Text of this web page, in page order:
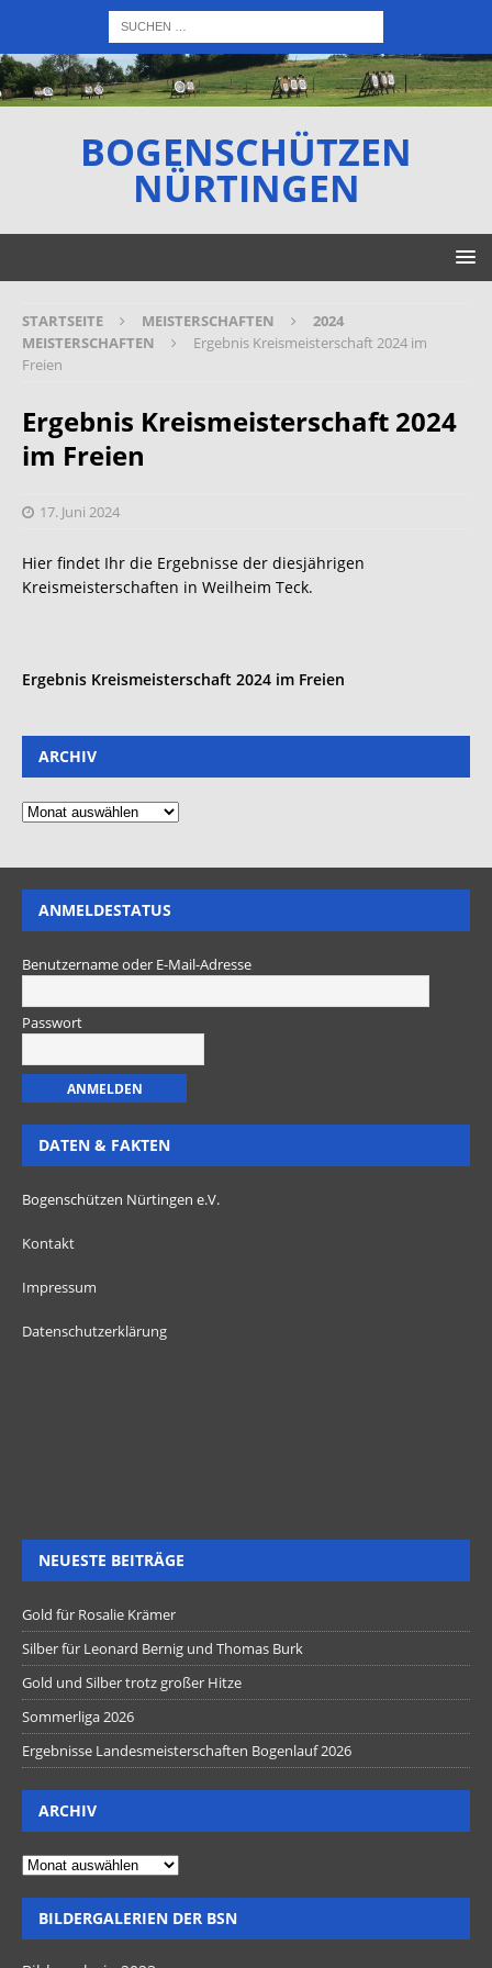
BOGENSCHÜTZEN
NÜRTINGEN
STARTSEITE MEISTERSCHAFTEN
2024
MEISTERSCHAFTEN
Ergebnis Kreismeisterschaft 2024 im
Freien
Ergebnis Kreismeisterschaft 2024
im Freien
17. Juni 2024
Hier findet Ihr die Ergebnisse der diesjährigen
Kreismeisterschaften in Weilheim Teck.
Ergebnis Kreismeisterschaft 2024 im Freien
ARCHIV
ANMELDESTATUS
Benutzername oder E-Mail-Adresse
Passwort
DATEN & FAKTEN
Bogenschützen Nürtingen e.V.
Kontakt
Impressum
Datenschutzerklärung
NEUESTE BEITRÄGE
Gold für Rosalie Krämer
Silber für Leonard Bernig und Thomas Burk
Gold und Silber trotz großer Hitze
Sommerliga 2026
Ergebnisse Landesmeisterschaften Bogenlauf 2026
ARCHIV
BILDERGALERIEN DER BSN